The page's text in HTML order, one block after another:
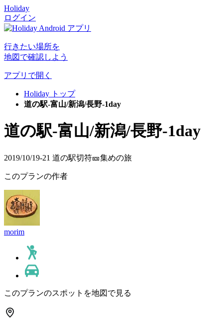
Holiday
ログイン
行きたい場所を
地図で確認しよう
アプリで開く
Holiday トップ
道の駅-富山/新潟/長野-1day
道の駅-富山/新潟/長野-1day
2019/10/19-21 道の駅切符🎫集めの旅
このプランの作者
morim
このプランのスポットを地図で見る